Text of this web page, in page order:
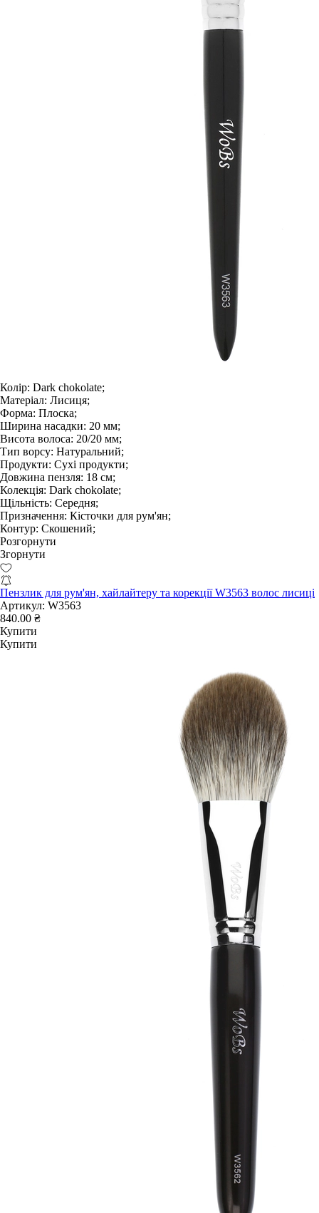
Колір: Dark chokolate;
Матеріал: Лисиця;
Форма: Плоска;
Ширина насадки: 20 мм;
Висота волоса: 20/20 мм;
Тип ворсу: Натуральний;
Продукти: Сухі продукти;
Довжина пензля: 18 см;
Колекція: Dark chokolate;
Щільність: Середня;
Призначення: Кісточки для рум'ян;
Контур: Скошений;
Розгорнути
Згорнути
Пензлик для рум'ян, хайлайтеру та корекції W3563 волос лисиці
Артикул: W3563
840.00 ₴
Купити
Купити